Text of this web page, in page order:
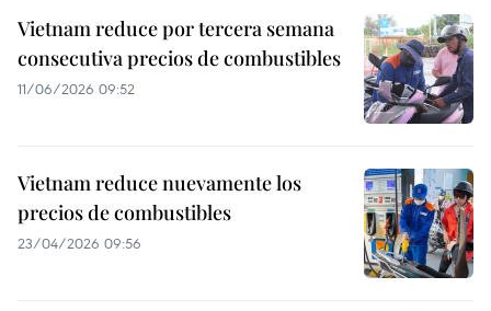
Vietnam reduce por tercera semana
consecutiva precios de combustibles
11/06/2026 09:52
Vietnam reduce nuevamente los
precios de combustibles
23/04/2026 09:56